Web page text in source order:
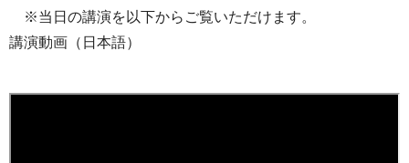
※当日の講演を以下からご覧いただけます。
講演動画（日本語）